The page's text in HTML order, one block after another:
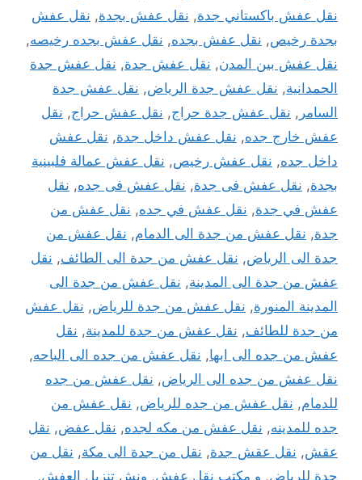
نقل عفش باكستاني جدة, نقل عفش بجدة, نقل عفش
بجدة رخيص, نقل عفش بجده, نقل عفش بجده رخيصه,
نقل عفش بين المدن, نقل عفش جدة, نقل عفش جدة
الحمدانية, نقل عفش جدة الرياض, نقل عفش جدة
السامر , نقل عفش جدة حراج, نقل عفش حراج, نقل
عفش خارج جده, نقل عفش داخل جدة, نقل عفش
داخل جده, نقل عفش رخيص, نقل عفش عمالة فلبينية
بجدة, نقل عفش فى جدة, نقل عفش فى جده, نقل
عفش في جدة, نقل عفش في جده, نقل عفش من
جدة, نقل عفش من جدة الى الدمام, نقل عفش من
جدة الى الرياض, نقل عفش من جدة الى الطائف, نقل
عفش من جدة الى المدينة, نقل عفش من جدة الى
المدينة المنورة, نقل عفش من جدة للرياض, نقل عفش
من جدة للطائف, نقل عفش من جدة للمدينة, نقل
عفش من جده الى ابها, نقل عفش من جده الى الباحه,
نقل عفش من جده الى الرياض, نقل عفش من جده
للدمام, نقل عفش من جده للرياض, نقل عفش من
جده للمدينه, نقل عفش من مكه لجده, نقل عفض, نقل
عقش, نقل عقش جدة, نقل من جدة الى مكة, نقل من
جدة للرياض, و مكتب نقل عفش, ونش تنزيل العفش,